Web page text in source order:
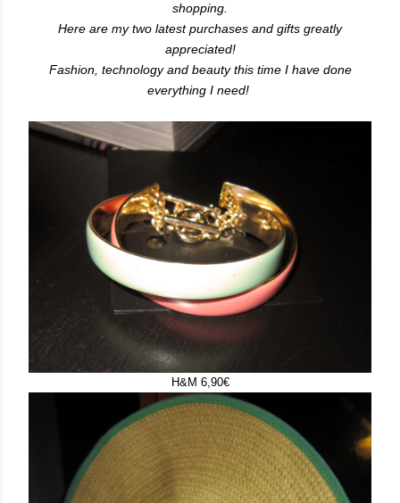
shopping.
Here are my two latest purchases and gifts greatly
appreciated!
Fashion, technology and beauty this time I have done
everything I need!
H&M 6,90€